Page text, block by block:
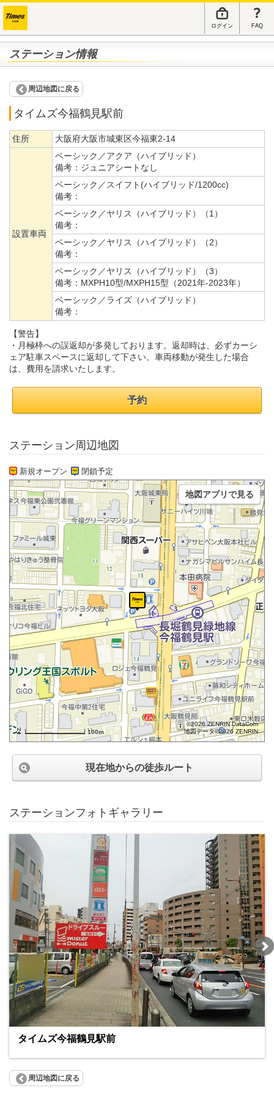
ログイン FAQ
ステーション情報
周辺地図に戻る
タイムズ今福鶴見駅前
住所 大阪府大阪市城東区今福東2-14
設置車両
ベーシック／アクア（ハイブリッド）
備考： ジュニアシートなし
ベーシック／スイフト(ハイブリッド/1200cc)
備考：
ベーシック／ヤリス（ハイブリッド）（1）
備考：
ベーシック／ヤリス（ハイブリッド）（2）
備考：
ベーシック／ヤリス（ハイブリッド）（3）
備考： MXPH10型/MXPH15型（2021年-2023年）
ベーシック／ライズ（ハイブリッド）
備考：
【警告】
・月極枠への誤返却が多発しております。返却時は、必ずカーシ
ェア駐車スペースに返却して下さい。車両移動が発生した場合
は、費用を請求いたします。
予約
ステーション周辺地図
新規オープン 閉鎖予定
100m
©2026 ZENRIN DataCom
地図データ©2026 ZENRIN
地図アプリで見る
現在地からの徒歩ルート
ステーションフォトギャラリー
タイムズ今福鶴見駅前
周辺地図に戻る